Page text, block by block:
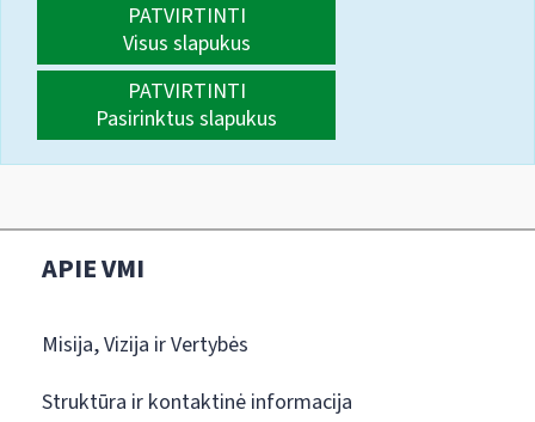
PATVIRTINTI
Visus slapukus
PATVIRTINTI
Pasirinktus slapukus
APIE VMI
Misija, Vizija ir Vertybės
Struktūra ir kontaktinė informacija